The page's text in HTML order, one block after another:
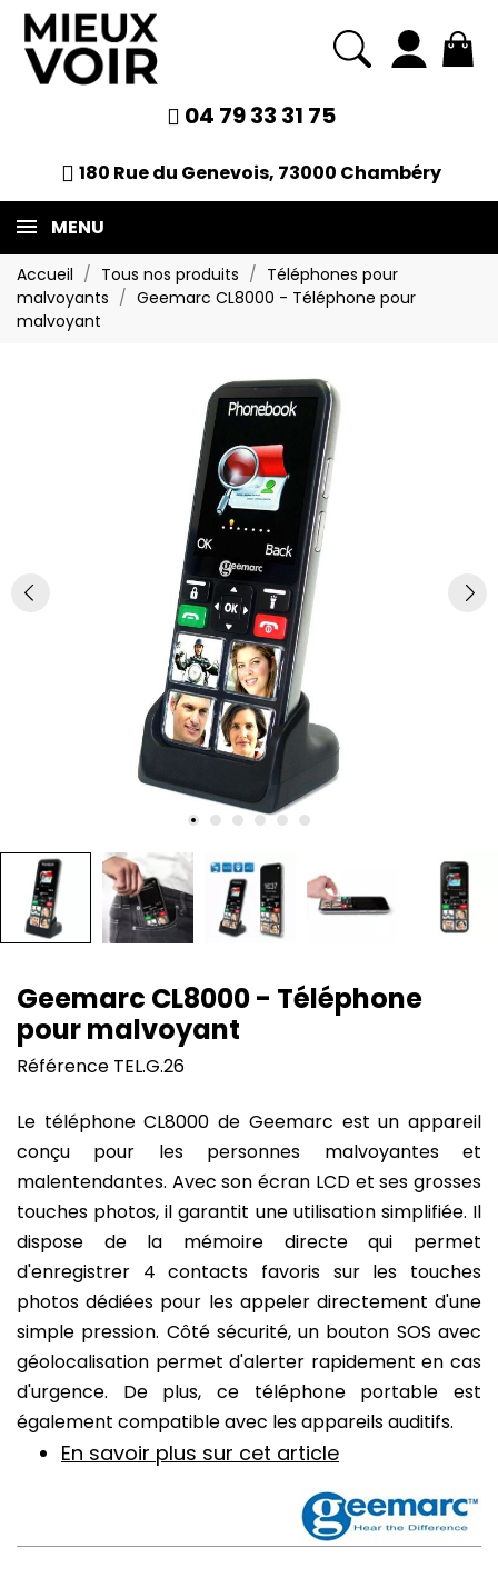
04 79 33 31 75
180 Rue du Genevois, 73000 Chambéry
MENU
Accueil Tous nos produits
Téléphones pour
malvoyants
Geemarc CL8000 - Téléphone pour
malvoyant
Geemarc CL8000 - Téléphone
pour malvoyant
Référence TEL.G.26
Le téléphone CL8000 de Geemarc est un appareil
conçu pour les personnes malvoyantes et
malentendantes. Avec son écran LCD et ses grosses
touches photos, il garantit une utilisation simplifiée. Il
dispose de la mémoire directe qui permet
d'enregistrer 4 contacts favoris sur les touches
photos dédiées pour les appeler directement d'une
simple pression. Côté sécurité, un bouton SOS avec
géolocalisation permet d'alerter rapidement en cas
d'urgence. De plus, ce téléphone portable est
également compatible avec les appareils auditifs.
En savoir plus sur cet article